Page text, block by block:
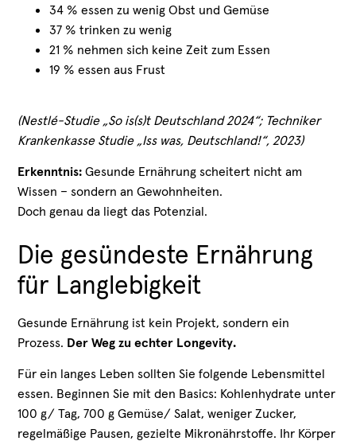
34 % essen zu wenig Obst und Gemüse
37 % trinken zu wenig
21 % nehmen sich keine Zeit zum Essen
19 % essen aus Frust
(Nestlé-Studie „So is(s)t Deutschland 2024“; Techniker
Krankenkasse Studie „Iss was, Deutschland!“, 2023)
Erkenntnis: Gesunde Ernährung scheitert nicht am
Wissen – sondern an Gewohnheiten.
Doch genau da liegt das Potenzial.
Die gesündeste Ernährung
für Langlebigkeit
Gesunde Ernährung ist kein Projekt, sondern ein
Prozess. Der Weg zu echter Longevity.
Für ein langes Leben sollten Sie folgende Lebensmittel
essen. Beginnen Sie mit den Basics: Kohlenhydrate unter
100 g/ Tag, 700 g Gemüse/ Salat, weniger Zucker,
regelmäßige Pausen, gezielte Mikronährstoffe. Ihr Körper